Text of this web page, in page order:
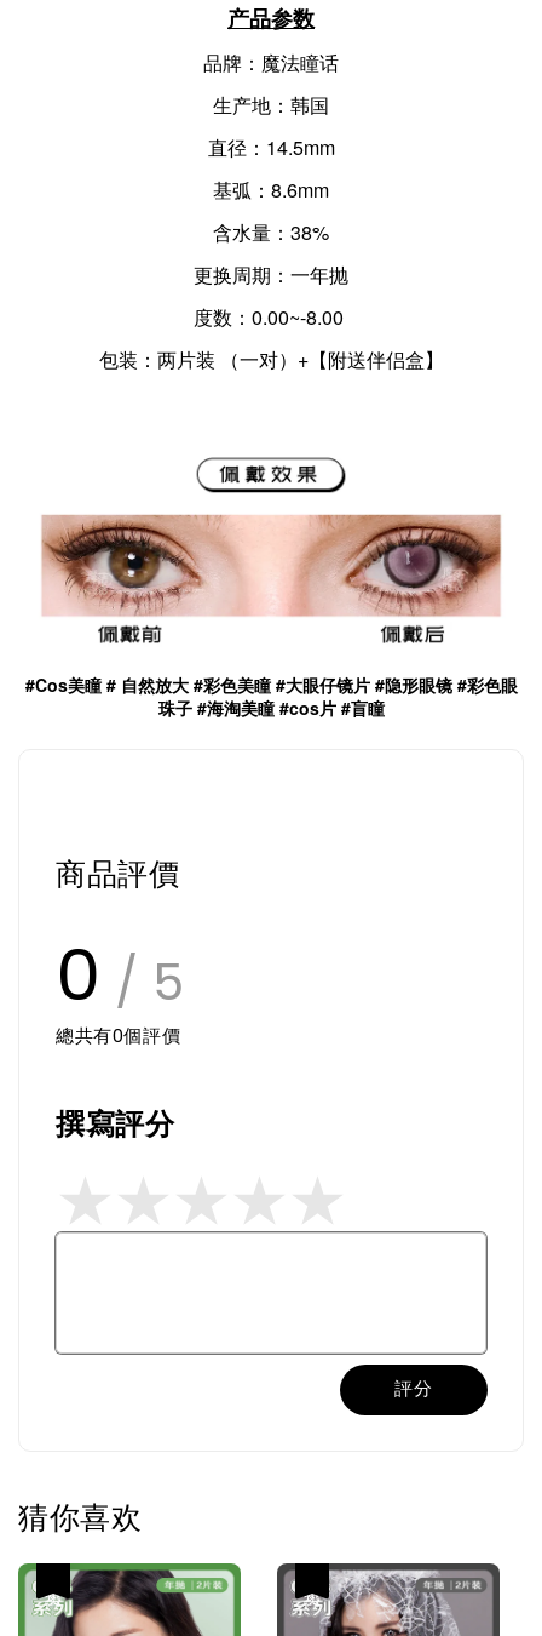
产品参数
品牌：魔法瞳话
生产地：韩国
直径：14.5mm
基弧：8.6mm
含水量：38%
更换周期：一年抛
度数：0.00~-8.00
包装：两片装 （一对）+【附送伴侣盒】
#Cos美瞳 # 自然放大 #彩色美瞳 #大眼仔镜片 #隐形眼镜 #彩色眼
珠子 #海淘美瞳 #cos片 #盲瞳
商品評價
0 / 5
總共有0個評價
撰寫評分
評分
猜你喜欢